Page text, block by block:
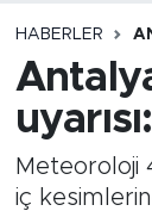
HABERLER
Meteoroloji
iç
İlçeler
Kültür-
Tüm
Son
Haber